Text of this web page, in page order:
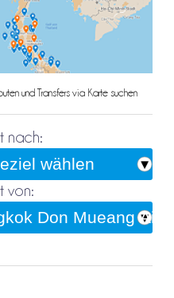
und Transfers via Karte suchen
nach:
von: